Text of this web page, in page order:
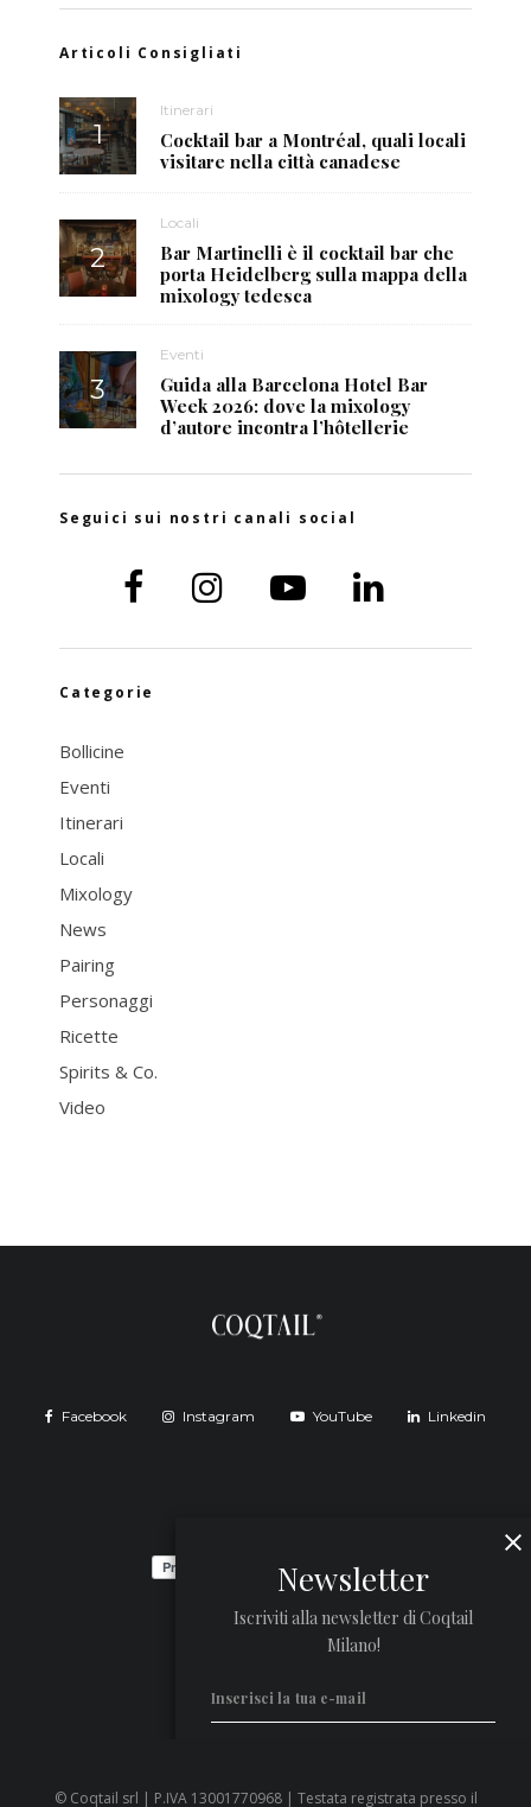
Articoli Consigliati
Itinerari
Cocktail bar a Montréal, quali locali
visitare nella città canadese
Locali
Bar Martinelli è il cocktail bar che
porta Heidelberg sulla mappa della
mixology tedesca
Eventi
Guida alla Barcelona Hotel Bar
Week 2026: dove la mixology
d’autore incontra l’hôtellerie
Seguici sui nostri canali social
Categorie
Bollicine
Eventi
Itinerari
Locali
Mixology
News
Pairing
Personaggi
Ricette
Spirits & Co.
Video
Facebook Instagram YouTube Linkedin
Newsletter
Iscriviti alla newsletter di Coqtail
Milano!
© Coqtail srl | P.IVA 13001770968 | Testata registrata presso il